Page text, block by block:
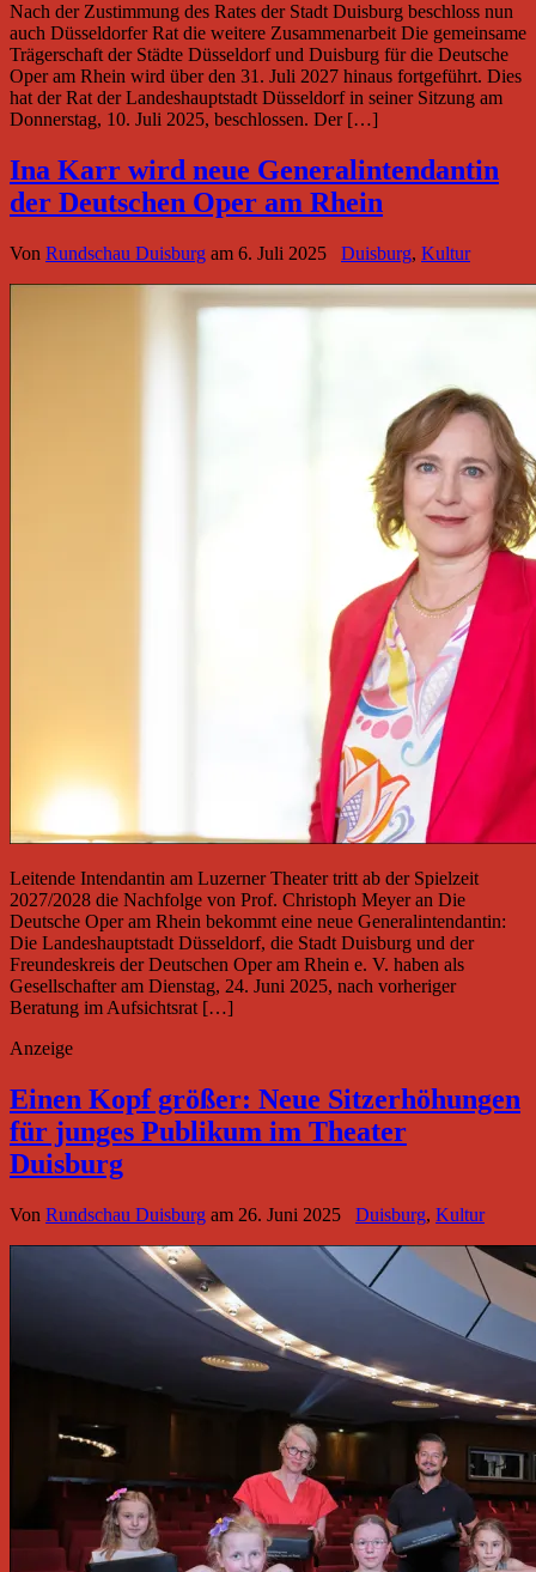
Nach der Zustimmung des Rates der Stadt Duisburg beschloss nun
auch Düsseldorfer Rat die weitere Zusammenarbeit Die gemeinsame
Trägerschaft der Städte Düsseldorf und Duisburg für die Deutsche
Oper am Rhein wird über den 31. Juli 2027 hinaus fortgeführt. Dies
hat der Rat der Landeshauptstadt Düsseldorf in seiner Sitzung am
Donnerstag, 10. Juli 2025, beschlossen. Der […]
Ina Karr wird neue Generalintendantin
der Deutschen Oper am Rhein
Von Rundschau Duisburg am 6. Juli 2025 Duisburg, Kultur
Leitende Intendantin am Luzerner Theater tritt ab der Spielzeit
2027/2028 die Nachfolge von Prof. Christoph Meyer an Die
Deutsche Oper am Rhein bekommt eine neue Generalintendantin:
Die Landeshauptstadt Düsseldorf, die Stadt Duisburg und der
Freundeskreis der Deutschen Oper am Rhein e. V. haben als
Gesellschafter am Dienstag, 24. Juni 2025, nach vorheriger
Beratung im Aufsichtsrat […]
Anzeige
Einen Kopf größer: Neue Sitzerhöhungen
für junges Publikum im Theater
Duisburg
Von Rundschau Duisburg am 26. Juni 2025 Duisburg, Kultur